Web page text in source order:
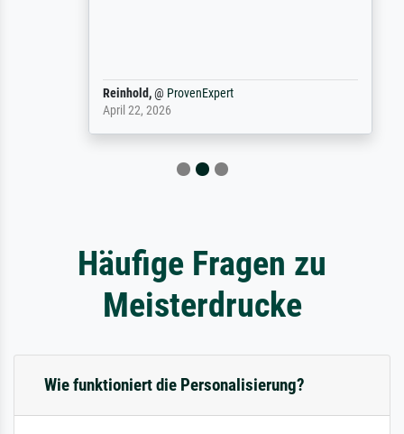
Reinhold,@ProvenExpert
April 22, 2026
Häufige Fragen zu
Meisterdrucke
Wie funktioniert die Personalisierung?